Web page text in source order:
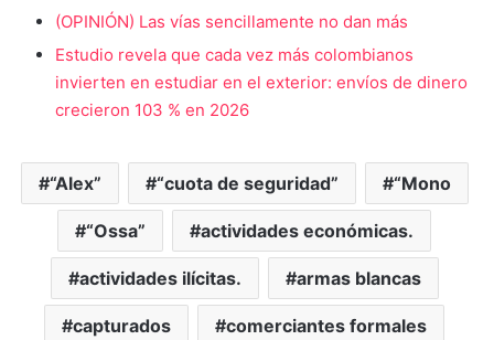
(OPINIÓN) Las vías sencillamente no dan más
Estudio revela que cada vez más colombianos
invierten en estudiar en el exterior: envíos de dinero
crecieron 103 % en 2026
“Alex” “cuota de seguridad” “Mono
“Ossa” actividades económicas.
actividades ilícitas. armas blancas
capturados comerciantes formales